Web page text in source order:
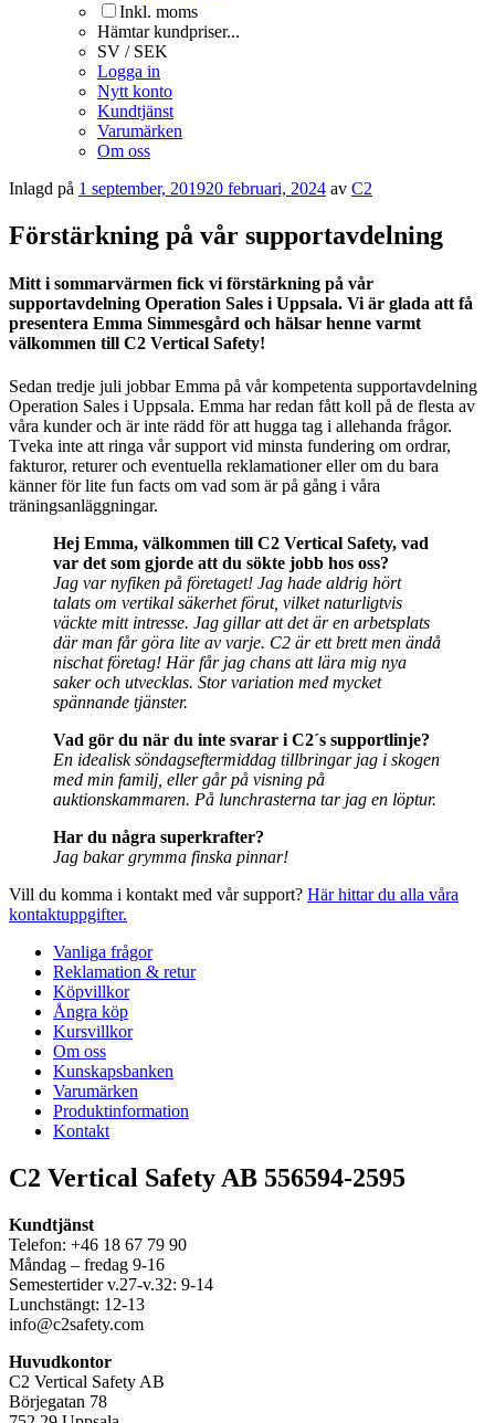
Inkl. moms
Hämtar kundpriser...
SV / SEK
Logga in
Nytt konto
Kundtjänst
Varumärken
Om oss
Inlagd på 1 september, 201920 februari, 2024 av C2
Förstärkning på vår supportavdelning
Mitt i sommarvärmen fick vi förstärkning på vår
supportavdelning Operation Sales i Uppsala. Vi är glada att få
presentera Emma Simmesgård och hälsar henne varmt
välkommen till C2 Vertical Safety!
Sedan tredje juli jobbar Emma på vår kompetenta supportavdelning
Operation Sales i Uppsala. Emma har redan fått koll på de flesta av
våra kunder och är inte rädd för att hugga tag i allehanda frågor.
Tveka inte att ringa vår support vid minsta fundering om ordrar,
fakturor, returer och eventuella reklamationer eller om du bara
känner för lite fun facts om vad som är på gång i våra
träningsanläggningar.
Hej Emma, välkommen till C2 Vertical Safety, vad
var det som gjorde att du sökte jobb hos oss?
Jag var nyfiken på företaget! Jag hade aldrig hört
talats om vertikal säkerhet förut, vilket naturligtvis
väckte mitt intresse. Jag gillar att det är en arbetsplats
där man får göra lite av varje. C2 är ett brett men ändå
nischat företag! Här får jag chans att lära mig nya
saker och utvecklas. Stor variation med mycket
spännande tjänster.
Vad gör du när du inte svarar i C2´s supportlinje?
En idealisk söndagseftermiddag tillbringar jag i skogen
med min familj, eller går på visning på
auktionskammaren. På lunchrasterna tar jag en löptur.
Har du några superkrafter?
Jag bakar grymma finska pinnar!
Vill du komma i kontakt med vår support? Här hittar du alla våra
kontaktuppgifter.
Vanliga frågor
Reklamation & retur
Köpvillkor
Ångra köp
Kursvillkor
Om oss
Kunskapsbanken
Varumärken
Produktinformation
Kontakt
C2 Vertical Safety AB 556594-2595
Kundtjänst
Telefon: +46 18 67 79 90
Måndag – fredag 9-16
Semestertider v.27-v.32: 9-14
Lunchstängt: 12-13
info@c2safety.com
Huvudkontor
C2 Vertical Safety AB
Börjegatan 78